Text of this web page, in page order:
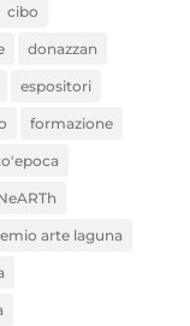
cibo
donazzan
espositori
formazione
arte laguna